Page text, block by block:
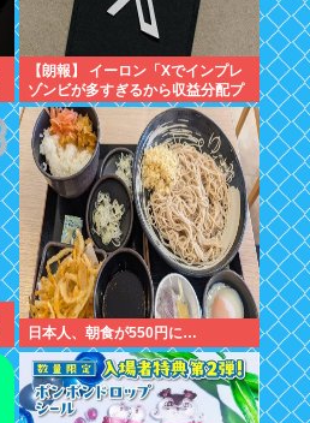
【朗報】 イーロン「Xでインプレ
ゾンビが多すぎるから収益分配プ
ログラムやめるわ」
日本人、朝食が550円に…